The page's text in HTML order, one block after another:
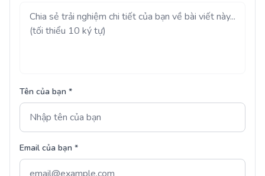
Tên của bạn *
Email của bạn *